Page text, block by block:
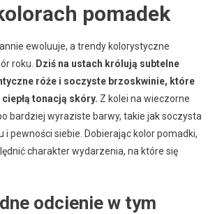
pomadek
ewoluuje, a trendy kolorystyczne
roku.
Dziś na ustach królują subtelne
róże i soczyste brzoskwinie, które
tonacją skóry. Z kolei na wieczorne
bardziej wyraziste barwy, takie jak soczysta
i pewności siebie. Dobierając kolor pomadki,
charakter wydarzenia, na które się
odcienie w tym